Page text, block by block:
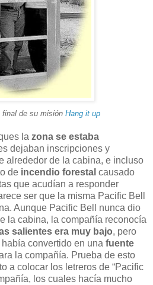
de su misión Hang it up
la zona se estaba
dejaban inscripciones y
alrededor de la cabina, e incluso
de incendio forestal causado
que acudían a responder
ser que la misma Pacific Bell
Aunque Pacific Bell nunca dio
la cabina, la compañía reconocía
salientes era muy bajo, pero
convertido en una fuente
la compañía. Prueba de esto
a colocar los letreros de “Pacific
los cuales hacía mucho